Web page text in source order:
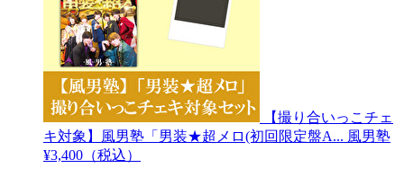
【撮り合いっこチェ
キ対象】風男塾「男装★超メロ(初回限定盤A... 風男塾
¥3,400（税込）